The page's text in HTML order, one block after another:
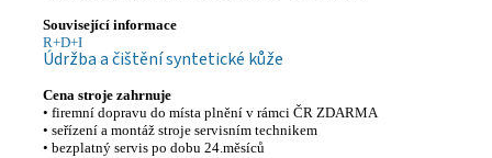
Související informace
R+D+I
Údržba a čištění syntetické kůže
Cena stroje zahrnuje
• firemní dopravu do místa plnění v rámci ČR ZDARMA
• seřízení a montáž stroje servisním technikem
• bezplatný servis po dobu 24.měsíců